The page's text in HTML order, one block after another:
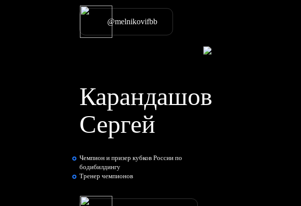
@melnikovifbb
Карандашов
Сергей
Чемпион и призер кубков России по
бодибилдингу
Тренер чемпионов